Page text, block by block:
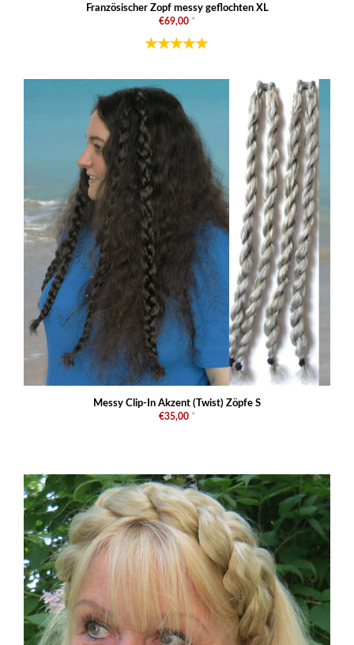
Französischer Zopf messy geflochten XL
€69,00 *
Messy Clip-In Akzent (Twist) Zöpfe S
€35,00 *